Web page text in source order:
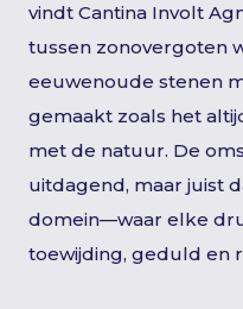
vindt Cantina Involt
tussen zonovergoten
eeuwenoude stenen
gemaakt zoals het
met de natuur. De
uitdagend, maar juist
domein—waar elke
toewijding, geduld en